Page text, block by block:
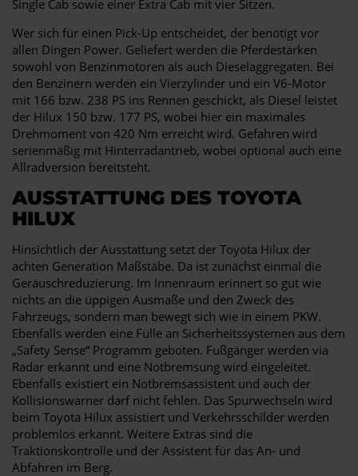
Single Cab sowie einer Extra Cab mit vier Sitzen.
Wer sich für einen Pick-Up entscheidet, der benötigt vor
allen Dingen Power. Geliefert werden die Pferdestärken
sowohl von Benzinmotoren als auch Dieselaggregaten. Bei
den Benzinern werden ein Vierzylinder und ein V6-Motor
mit 166 bzw. 238 PS ins Rennen geschickt, als Diesel leistet
der Hilux 150 bzw. 177 PS, wobei hier ein maximales
Drehmoment von 420 Nm erreicht wird. Gefahren wird
serienmäßig mit Hinterradantrieb, wobei optional auch eine
Allradversion bereitsteht.
AUSSTATTUNG DES TOYOTA
HILUX
Hinsichtlich der Ausstattung setzt der Toyota Hilux der
achten Generation Maßstäbe. Da ist zunächst einmal die
Geräuschreduzierung. Im Innenraum erinnert so gut wie
nichts an die üppigen Ausmaße und den Zweck des
Fahrzeugs, sondern man bewegt sich wie in einem PKW.
Ebenfalls werden eine Fülle an Sicherheitssystemen aus dem
„Safety Sense“ Programm geboten. Fußgänger werden via
Radar erkannt und eine Notbremsung wird eingeleitet.
Ebenfalls existiert ein Notbremsassistent und auch der
Kollisionswarner darf nicht fehlen. Das Spurwechseln wird
beim Toyota Hilux assistiert und Verkehrsschilder werden
problemlos erkannt. Weitere Extras sind die
Traktionskontrolle und der Assistent für das An- und
Abfahren im Berg.